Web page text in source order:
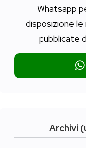
Whatsapp
disposizione
pubblicate
Archivi